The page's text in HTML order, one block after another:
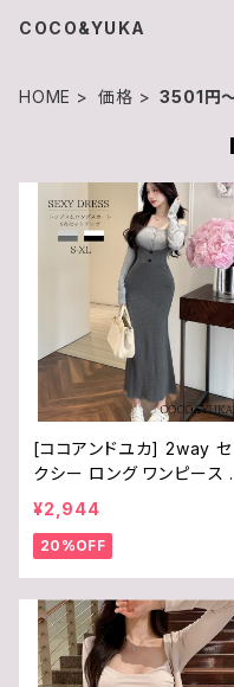
COCO&YUKA
HOME 価格 3501円
[ココアンドユカ] 2way セ
クシー ロング ワンピース
点 上下 セット オフショルダ
ー 長袖 トップス ロング ス
カート ボディコン サロペッ
いめ 上品 デート 普段着
秋 レディース B0F245H7
NZ
¥2,944
20%OFF